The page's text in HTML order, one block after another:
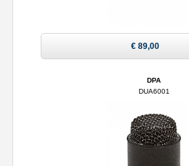
€ 89,00
DPA
DUA6001